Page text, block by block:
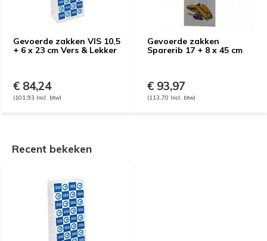
Gevoerde zakken VIS 10,5
+ 6 x 23 cm Vers & Lekker
€ 84,24
(101,93 Incl. btw)
Gevoerde zakken
Sparerib 17 + 8 x 45 cm
€ 93,97
(113,70 Incl. btw)
Recent bekeken